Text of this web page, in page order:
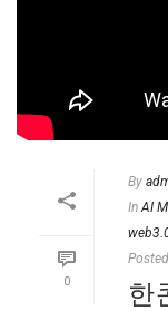
0
By
In AI
Posted
한